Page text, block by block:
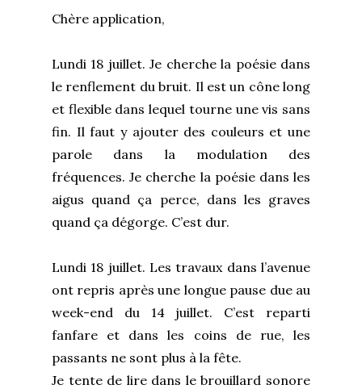
Chère application,
Lundi 18 juillet. Je cherche la poésie dans
le renflement du bruit. Il est un cône long
et flexible dans lequel tourne une vis sans
fin. Il faut y ajouter des couleurs et une
parole dans la modulation des
fréquences. Je cherche la poésie dans les
aigus quand ça perce, dans les graves
quand ça dégorge. C’est dur.
Lundi 18 juillet. Les travaux dans l’avenue
ont repris après une longue pause due au
week-end du 14 juillet. C’est reparti
fanfare et dans les coins de rue, les
passants ne sont plus à la fête.
Je tente de lire dans le brouillard sonore